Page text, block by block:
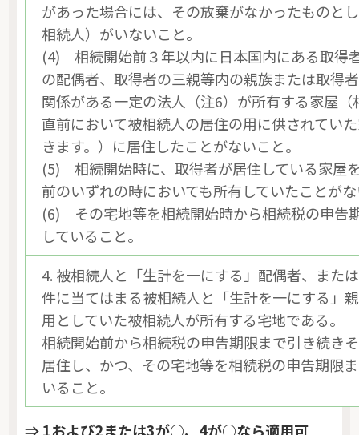
があった場合には、その放棄がなかったものと
相続人）がいないこと。
(4) 相続開始前３年以内に日本国内にある取得
の配偶者、取得者の三親等内の親族または取得
関係がある一定の法人（注6）が所有する家屋（
直前において被相続人の居住の用に供されてい
きます。）に居住したことがないこと。
(5) 相続開始時に、取得者が居住している家屋
前のいずれの時においても所有していたことが
(6) その宅地等を相続開始時から相続税の申告
していること。
4. 被相続人と「生計を一にする」配偶者、また
件に当てはまる被相続人と「生計を一にする」
用としていた被相続人が所有する宅地である。
相続開始前から相続税の申告期限まで引き続き
居住し、かつ、その宅地等を相続税の申告期限
いること。
⇒ 1および2または3が○、4が○なら適用可